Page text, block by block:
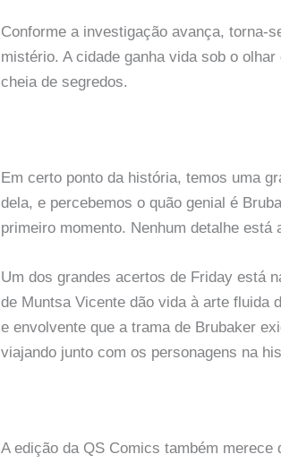
Conforme a investigação avança, torna-
mistério. A cidade ganha vida sob o
cheia de segredos.
Em certo ponto da história, temos uma
dela, e percebemos o quão genial é
primeiro momento. Nenhum detalhe está
Um dos grandes acertos de Friday está
de Muntsa Vicente dão vida à arte fluida
e envolvente que a trama de Brubaker
viajando junto com os personagens na
A edição da QS Comics também